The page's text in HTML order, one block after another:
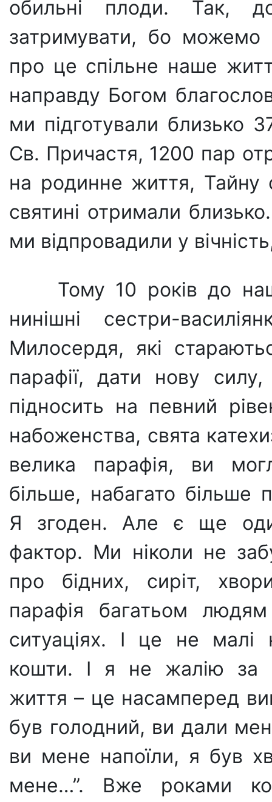
обильні плоди. Так,
затримувати, бо можемо
про це спільне наше
направду Богом
ми підготували близько
Св. Причастя, 1200 пар
на родинне життя,
святині отримали
ми відпровадили у
Тому 10 років до
нинішні сестри-
Милосердя, які
парафії, дати нову
підносить на певний
набоженства, свята
велика парафія, ви
більше, набагато більше
Я згоден. Але є ще
фактор. Ми ніколи не
про бідних, сиріт,
парафія багатьом
ситуаціях. І це не малі
кошти. І я не жалію за
життя – це насамперед
був голодний, ви дали
ви мене напоїли, я був
мене…”. Вже роками